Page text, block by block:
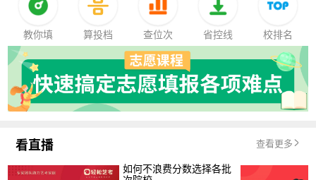
教你填 算投档 查位次 省控线 校排名
看直播 查看更多
如何不浪费分数选择各批